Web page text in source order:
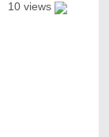
10 views